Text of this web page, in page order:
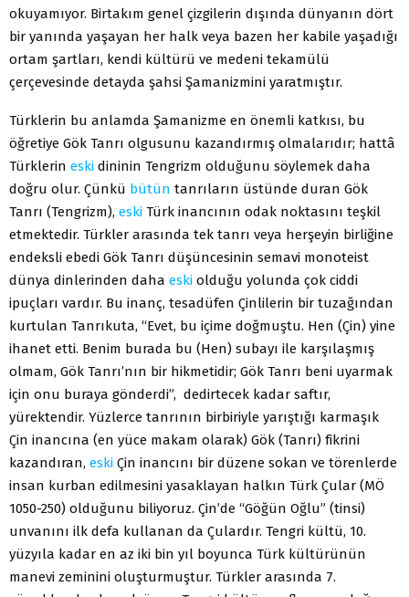
okuyamıyor. Birtakım genel çizgilerin dışında dünyanın dört
bir yanında yaşayan her halk veya bazen her kabile yaşadığı
ortam şartları, kendi kültürü ve medeni tekamülü
çerçevesinde detayda şahsi Şamanizmini yaratmıştır.
Türklerin bu anlamda Şamanizme en önemli katkısı, bu
öğretiye Gök Tanrı olgusunu kazandırmış olmalarıdır; hattâ
Türklerin eski dininin Tengrizm olduğunu söylemek daha
doğru olur. Çünkü bütün tanrıların üstünde duran Gök
Tanrı (Tengrizm), eski Türk inancının odak noktasını teşkil
etmektedir. Türkler arasında tek tanrı veya herşeyin birliğine
endeksli ebedi Gök Tanrı düşüncesinin semavi monoteist
dünya dinlerinden daha eski olduğu yolunda çok ciddi
ipuçları vardır. Bu inanç, tesadüfen Çinlilerin bir tuzağından
kurtulan Tanrıkuta, “Evet, bu içime doğmuştu. Hen (Çin) yine
ihanet etti. Benim burada bu (Hen) subayı ile karşılaşmış
olmam, Gök Tanrı’nın bir hikmetidir; Gök Tanrı beni uyarmak
için onu buraya gönderdi”, dedirtecek kadar saftır,
yürektendir. Yüzlerce tanrının birbiriyle yarıştığı karmaşık
Çin inancına (en yüce makam olarak) Gök (Tanrı) fikrini
kazandıran, eski Çin inancını bir düzene sokan ve törenlerde
insan kurban edilmesini yasaklayan halkın Türk Çular (MÖ
1050-250) olduğunu biliyoruz. Çin’de “Göğün Oğlu” (tinsi)
unvanını ilk defa kullanan da Çulardır. Tengri kültü, 10.
yüzyıla kadar en az iki bin yıl boyunca Türk kültürünün
manevi zeminini oluşturmuştur. Türkler arasında 7.